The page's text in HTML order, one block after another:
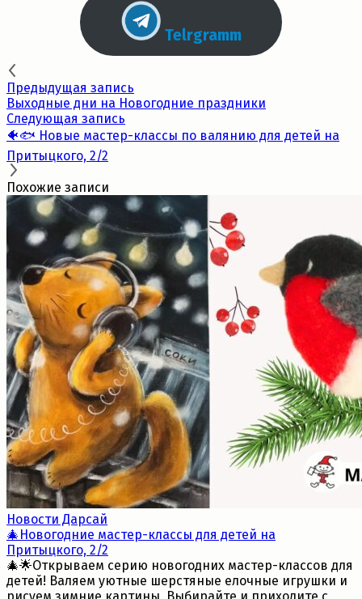
Telrgramm
Предыдущая запись
Выходные дни на Новогодние праздники
Следующая запись
🐠🐟 Новые мастер-классы по валянию для детей на
Притыцкого, 2/2
Похожие записи
Новости Дарсай
🎄Новогодние мастер-классы для детей на
Притыцкого, 2/2
🎄🌟Открываем серию новогодних мастер-классов для
детей! Валяем уютные шерстяные елочные игрушки и